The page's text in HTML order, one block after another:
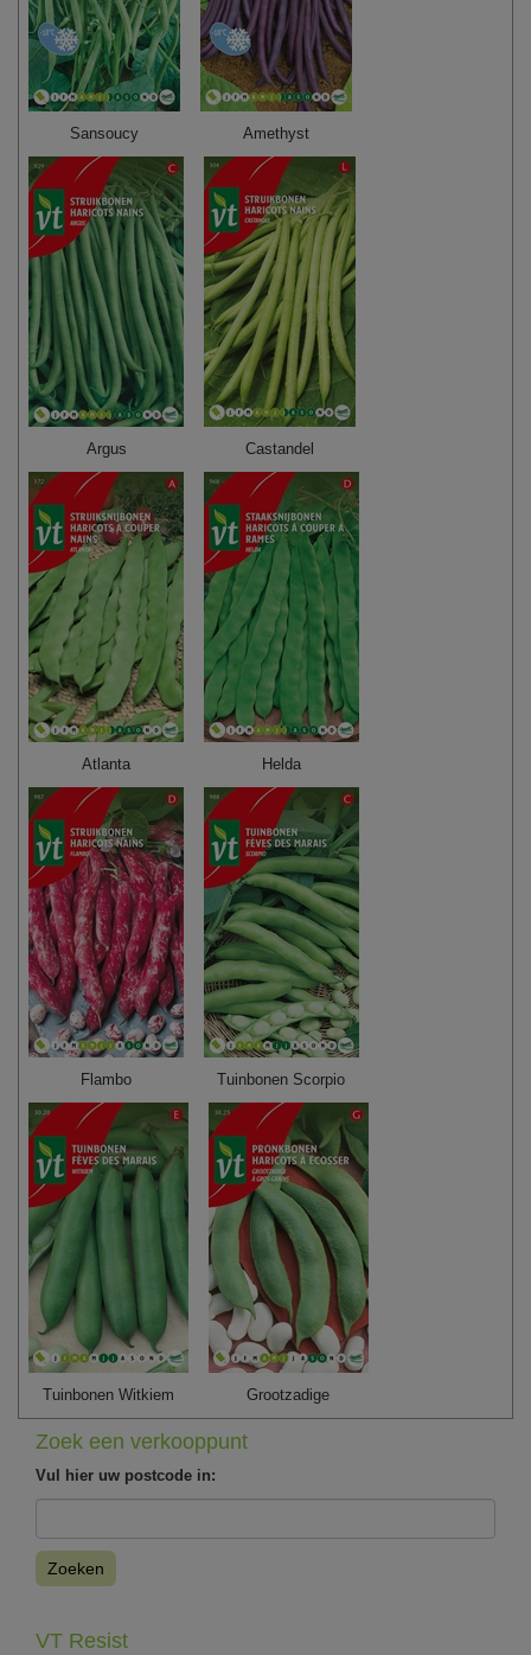
Sansoucy Amethyst
Argus Castandel
Atlanta Helda
Flambo Tuinbonen Scorpio
Tuinbonen Witkiem Grootzadige
Zoek een verkooppunt
Vul hier uw postcode in:
Zoeken
VT Resist